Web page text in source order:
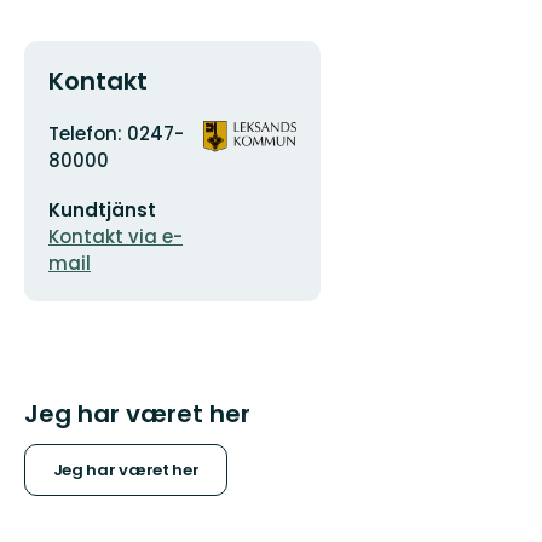
Kontakt
Adresse
Telefon: 0247-
80000
mailadresse
Kundtjänst
Kontakt via e-
mail
Organisationens
logotype
Jeg har været her
Jeg har været her